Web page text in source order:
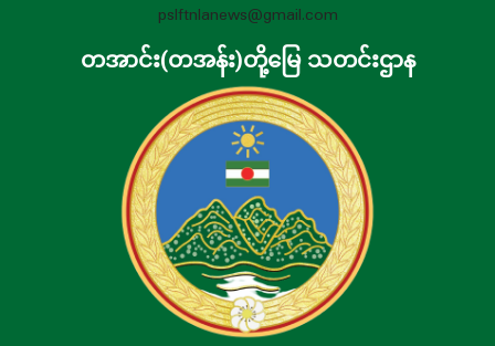
pslftnlanews@gmail.com
တအာင်း(တအန်း)တို့မြေ သတင်းဌာန